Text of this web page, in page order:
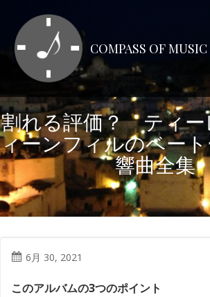
テ
ン
へ
ス
キ
ッ
プ
COMPASS OF MUSIC
割れる評価？ ティー
ィーンフィルのベー
響曲全集
6月 30, 2021
このアルバムの3つのポイント